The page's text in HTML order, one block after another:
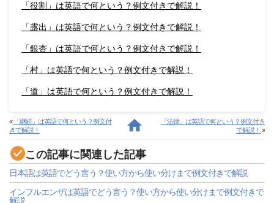
「役割」は英語で何という？例文付きで解説！
「露出」は英語で何という？例文付きで解説！
「銀杏」は英語で何という？例文付きで解説！
「村」は英語で何という？例文付きで解説！
「道」は英語で何という？例文付きで解説！
« 「継続」は英語で何という？例文付
きで解説！
「法律」は英語で何という？例文付き
で解説！ »
この記事に関連した記事
日本語は英語でどう言う？使い方から使い分けまで例文付きで解説
インフルエンザは英語でどう言う？使い方から使い分けまで例文付きで
解説